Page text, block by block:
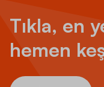
Tıkla, en
hemen